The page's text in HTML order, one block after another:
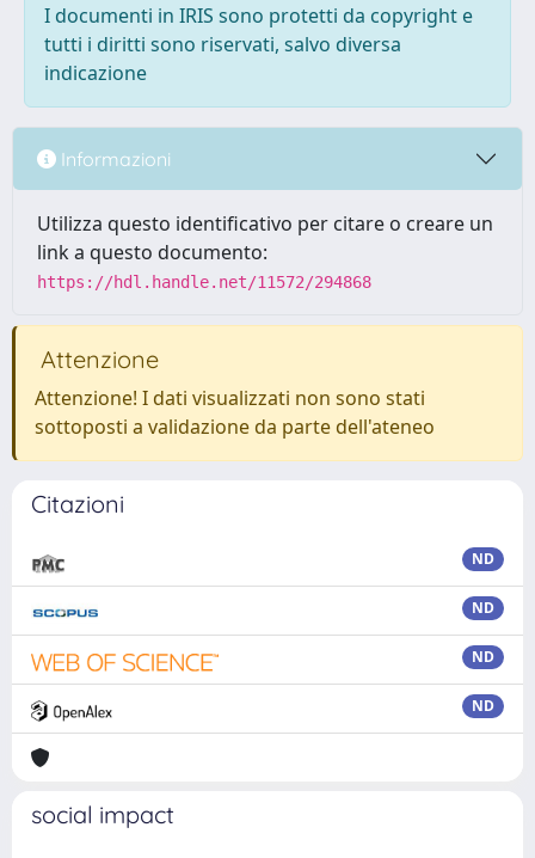
I documenti in IRIS sono protetti da copyright e
tutti i diritti sono riservati, salvo diversa
indicazione
Informazioni
Utilizza questo identificativo per citare o creare un
link a questo documento:
https://hdl.handle.net/11572/294868
Attenzione
Attenzione! I dati visualizzati non sono stati
sottoposti a validazione da parte dell'ateneo
Citazioni
ND
ND
ND
ND
social impact